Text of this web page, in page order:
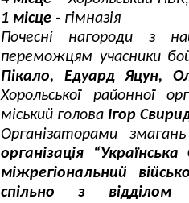
1 місце - гімназія
Почесні нагороди з
переможцям учасники
Пікало, Едуард Яцун,
Хорольської районної
міський голова Ігор
Організаторами
організація
міжрегіональний
спільно з